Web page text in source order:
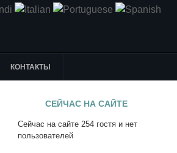
КОНТАКТЫ
СЕЙЧАС НА САЙТЕ
Сейчас на сайте 254 гостя и нет
пользователей